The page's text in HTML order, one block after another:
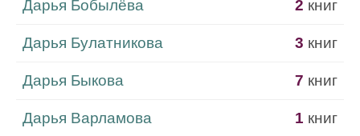
Дарья Бобылёва 2 книг
Дарья Булатникова 3 книг
Дарья Быкова 7 книг
Дарья Варламова 1 книг